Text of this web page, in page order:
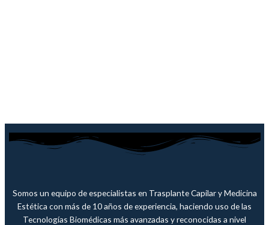
Somos un equipo de especialistas en Trasplante Capilar y Medicina
Estética con más de 10 años de experiencia, haciendo uso de las
Tecnologías Biomédicas más avanzadas y reconocidas a nivel